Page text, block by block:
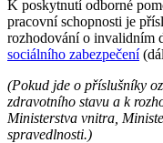
K poskytnutí odborné
pracovní schopnosti je
rozhodování o invalidním
sociálního zabezpečení
(Pokud jde o příslušníky
zdravotního stavu a k
Ministerstva vnitra,
spravedlnosti.)